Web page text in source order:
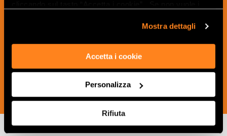
Mostra dettagli
Accetta i cookie
Personalizza
Rifiuta
Sign up to our newsletter to receive
news, updates and ideas creatives from
SUBSCRIBE NOW